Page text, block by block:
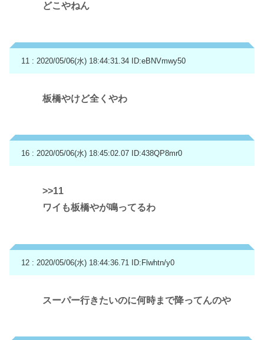
どこやねん
11 : 2020/05/06(水) 18:44:31.34 ID:eBNVmwy50
板橋やけど全くやわ
16 : 2020/05/06(水) 18:45:02.07 ID:438QP8mr0
>>11
ワイも板橋やが鳴ってるわ
12 : 2020/05/06(水) 18:44:36.71 ID:Flwhtn/y0
スーパー行きたいのに何時まで降ってんのや